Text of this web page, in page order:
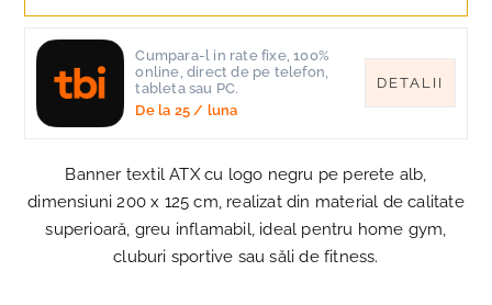
Cumpara-l in rate fixe, 100%
online, direct de pe telefon,
tableta sau PC.
De la 25 / luna
DETALII
Banner textil ATX cu logo negru pe perete alb,
dimensiuni 200 x 125 cm, realizat din material de calitate
superioară, greu inflamabil, ideal pentru home gym,
cluburi sportive sau săli de fitness.